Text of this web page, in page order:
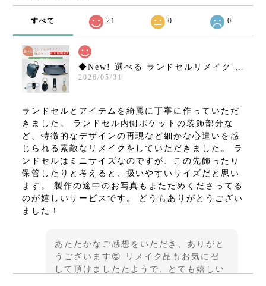
すべて 21 0 0
◆New! 選べる ランドセルリメイク 6点セット ミニランドセル など【スタンダードコース】15,800円 往復送料無料！
2026/05/31
ランドセルとアイテムを綺麗に丁寧に作っていただ
きました。 ランドセル内側ポケットの装飾部分な
ど、特徴的なデザインの再現など細かな心遣いを感
じられる素敵なリメイクをしていただきました。 ラ
ンドセルはミニサイズなのですが、この先飾ったり
保管したりと考えると、扱いやすいサイズだと思い
ます。 製作の途中のお写真もまたためくださってる
のが嬉しいサービスです。 どうもありがとうござい
ました！
あたたかなご感想をいただき、ありがと
うございます😊 リメイク品もお気に召
して頂けましたたようで、とても嬉しい